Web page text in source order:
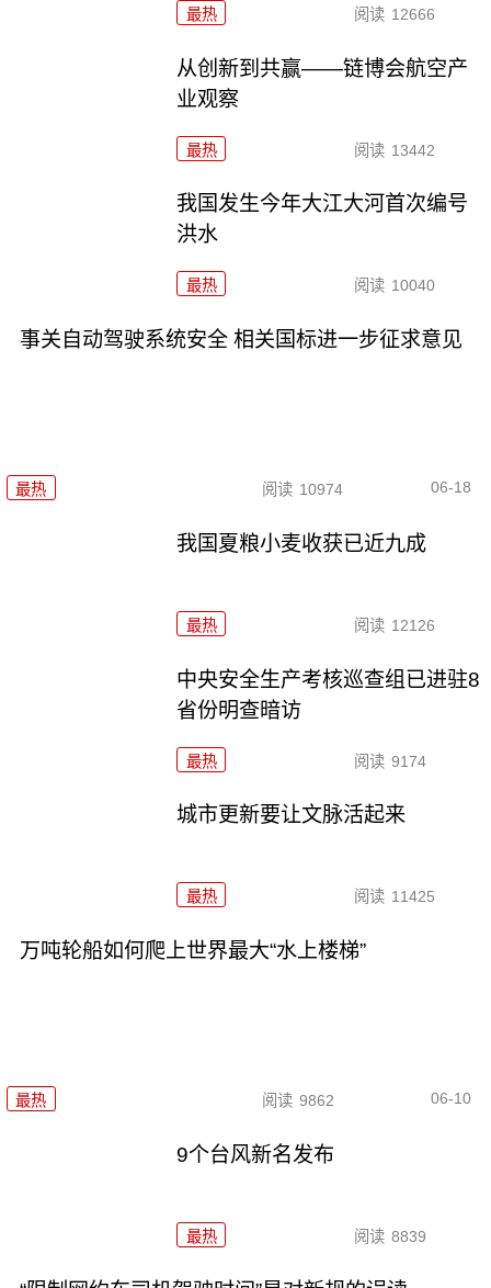
最热 阅读 12666
从创新到共赢——链博会航空产
业观察
最热 阅读 13442
我国发生今年大江大河首次编号
洪水
最热 阅读 10040
事关自动驾驶系统安全 相关国标进一步征求意见
最热 阅读 10974 06-18
我国夏粮小麦收获已近九成
最热 阅读 12126
中央安全生产考核巡查组已进驻8
省份明查暗访
最热 阅读 9174
城市更新要让文脉活起来
最热 阅读 11425
万吨轮船如何爬上世界最大“水上楼梯”
最热 阅读 9862 06-10
9个台风新名发布
最热 阅读 8839